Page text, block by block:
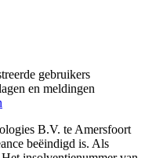
gebruikers
en meldingen
B.V. te Amersfoort
beëindigd is. Als